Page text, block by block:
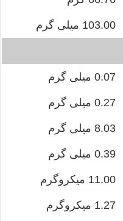
103.00 میلی گرم
0.07 میلی گرم
0.27 میلی گرم
8.03 میلی گرم
0.39 میلی گرم
11.00 میکروگرم
1.27 میکروگرم